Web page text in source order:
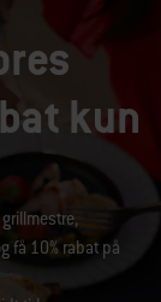
kun
få 10% rabat på